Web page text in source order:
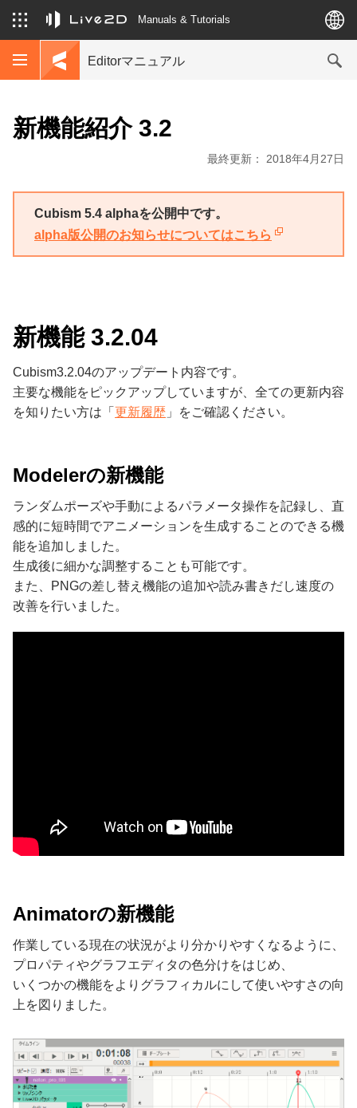
Manuals & Tutorials
Editorマニュアル
新機能紹介 3.2
最終更新： 2018年4月27日
Cubism 5.4 alphaを公開中です。
alpha版公開のお知らせについてはこちら
新機能 3.2.04
Cubism3.2.04のアップデート内容です。
主要な機能をピックアップしていますが、全ての更新内容
を知りたい方は「 更新履歴 」をご確認ください。
Modelerの新機能
ランダムポーズや手動によるパラメータ操作を記録し、直
感的に短時間でアニメーションを生成することのできる機
能を追加しました。
生成後に細かな調整することも可能です。
また、PNGの差し替え機能の追加や読み書きだし速度の
改善を行いました。
Animatorの新機能
作業している現在の状況がより分かりやすくなるように、
プロパティやグラフエディタの色分けをはじめ、
いくつかの機能をよりグラフィカルにして使いやすさの向
上を図りました。